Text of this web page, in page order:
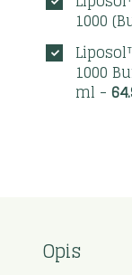
1000
1000
ml -
Opis